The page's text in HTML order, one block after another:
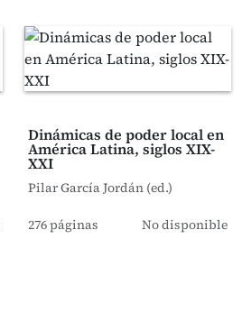
Dinámicas de poder local en
América Latina, siglos XIX-
XXI
Pilar García Jordán (ed.)
276 páginas No disponible